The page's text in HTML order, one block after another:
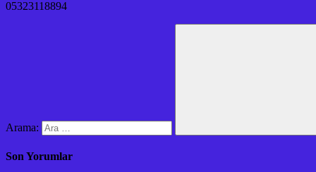
05323118894
Arama:
Son Yorumlar